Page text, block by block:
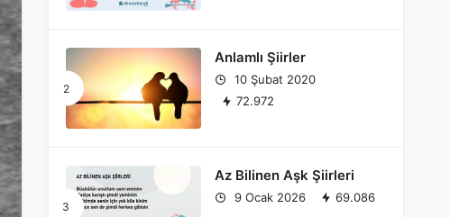
Anlamlı Şiirler
10 Şubat 2020
72.972
Az Bilinen Aşk Şiirleri
9 Ocak 2026 69.086